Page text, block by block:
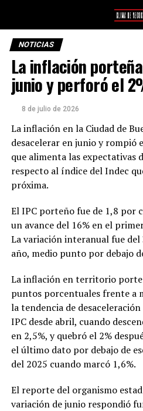
NOTICIAS
La inflación
junio y perforó el
8 de julio de 2026
La inflación en la Ciudad de
desacelerar en junio y rompió
que alimenta las expectativas
respecto al índice del Indec
próxima.
El IPC porteño fue de 1,8 por
un avance del 16% en el
La variación interanual fue del
año, medio punto por debajo
La inflación en territorio
puntos porcentuales frente a
la tendencia de
IPC desde abril, cuando
en 2,5%, y quebró el 2%
el último dato por debajo de
del 2025 cuando marcó 1,6%.
El reporte del organismo
variación de junio respondió